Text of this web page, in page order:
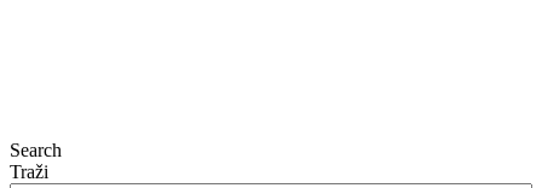
Search
Traži